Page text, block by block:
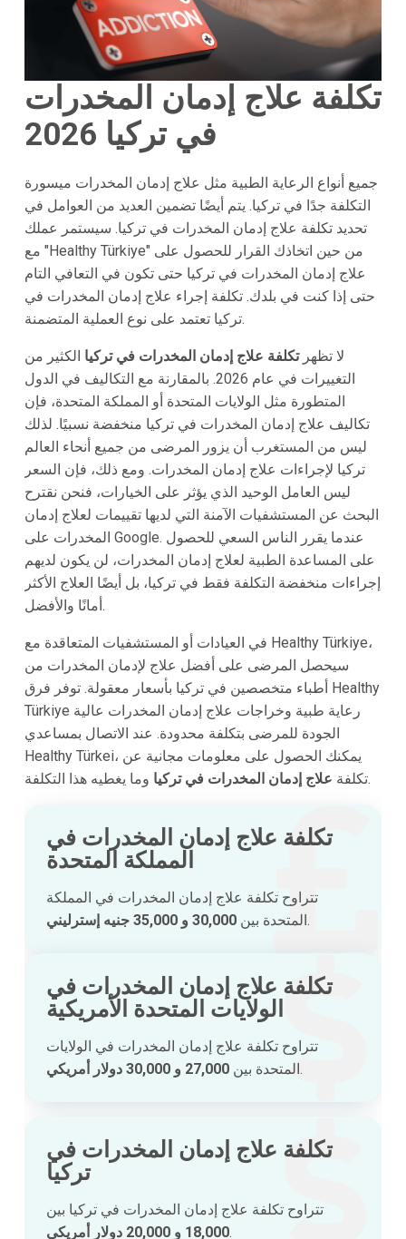
تكلفة علاج إدمان المخدرات
في تركيا 2026
جميع أنواع الرعاية الطبية مثل علاج إدمان المخدرات ميسورة
التكلفة جدًا في تركيا. يتم أيضًا تضمين العديد من العوامل في
تحديد تكلفة علاج إدمان المخدرات في تركيا. سيستمر عملك
مع "Healthy Türkiye" من حين اتخاذك القرار للحصول على
علاج إدمان المخدرات في تركيا حتى تكون في التعافي التام
حتى إذا كنت في بلدك. تكلفة إجراء علاج إدمان المخدرات في
تركيا تعتمد على نوع العملية المتضمنة.
لا تظهرتكلفة علاج إدمان المخدرات في تركيا الكثير من
التغييرات في عام 2026. بالمقارنة مع التكاليف في الدول
المتطورة مثل الولايات المتحدة أو المملكة المتحدة، فإن
تكاليف علاج إدمان المخدرات في تركيا منخفضة نسبيًا. لذلك
ليس من المستغرب أن يزور المرضى من جميع أنحاء العالم
تركيا لإجراءات علاج إدمان المخدرات. ومع ذلك، فإن السعر
ليس العامل الوحيد الذي يؤثر على الخيارات، فنحن نقترح
البحث عن المستشفيات الآمنة التي لديها تقييمات لعلاج إدمان
المخدرات على Google. عندما يقرر الناس السعي للحصول
على المساعدة الطبية لعلاج إدمان المخدرات، لن يكون لديهم
إجراءات منخفضة التكلفة فقط في تركيا، بل أيضًا العلاج الأكثر
أمانًا والأفضل.
في العيادات أو المستشفيات المتعاقدة مع Healthy Türkiye،
سيحصل المرضى على أفضل علاج لإدمان المخدرات من
أطباء متخصصين في تركيا بأسعار معقولة. توفر فرق Healthy
Türkiye رعاية طبية وخراجات علاج إدمان المخدرات عالية
الجودة للمرضى بتكلفة محدودة. عند الاتصال بمساعدي
Healthy Türkei، يمكنك الحصول على معلومات مجانية عن
تكلفة علاج إدمان المخدرات في تركيا وما يغطيه هذا التكلفة.
تكلفة علاج إدمان المخدرات في
المملكة المتحدة
تتراوح تكلفة علاج إدمان المخدرات في المملكة
المتحدة بين30,000 و 35,000 جنيه إسترليني .
تكلفة علاج إدمان المخدرات في
الولايات المتحدة الأمريكية
تتراوح تكلفة علاج إدمان المخدرات في الولايات
المتحدة بين27,000 و 30,000 دولار أمريكي .
تكلفة علاج إدمان المخدرات في
تركيا
تتراوح تكلفة علاج إدمان المخدرات في تركيا بين
18,000 و 20,000 دولار أمريكي.